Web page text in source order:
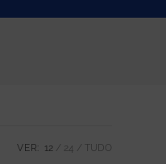
VER: 12 24 TUDO